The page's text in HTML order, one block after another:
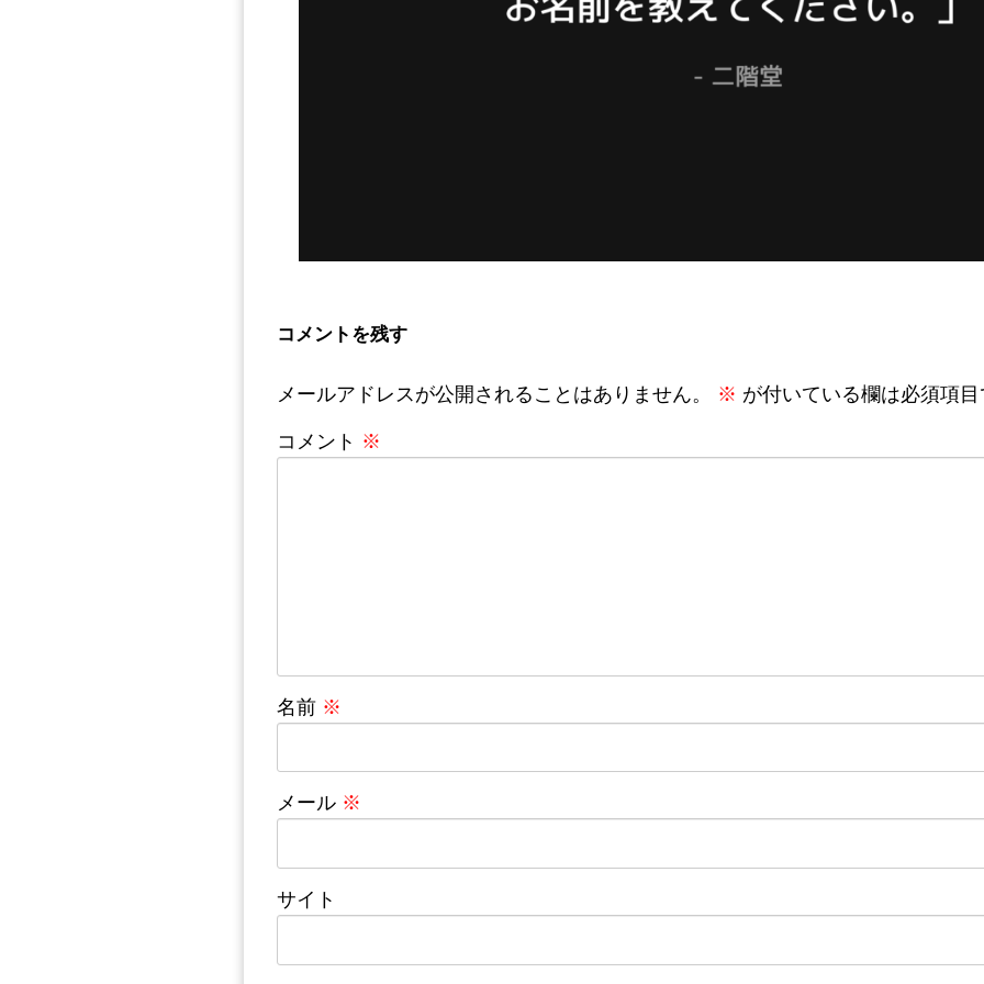
コメントを残す
メールアドレスが公開されることはありません。 ※ が付いている欄は必須項
コメント ※
名前 ※
メール ※
サイト